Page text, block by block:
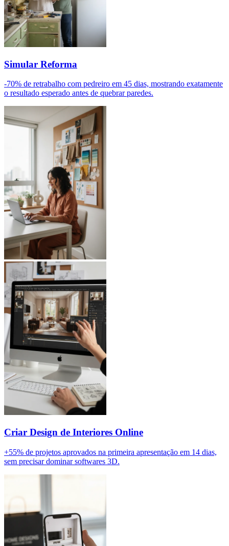
Simular Reforma
-70% de retrabalho com pedreiro em 45 dias, mostrando exatamente
o resultado esperado antes de quebrar paredes.
Criar Design de Interiores Online
+55% de projetos aprovados na primeira apresentação em 14 dias,
sem precisar dominar softwares 3D.